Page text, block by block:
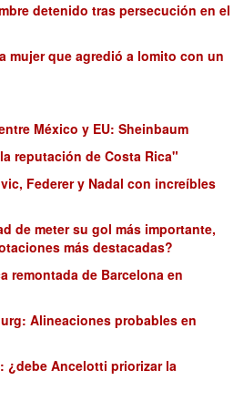
detenido tras persecución en el
mujer que agredió a lomito con un
México y EU: Sheinbaum
reputación de Costa Rica"
Federer y Nadal con increíbles
de meter su gol más importante,
más destacadas?
remontada de Barcelona en
Alineaciones probables en
¿debe Ancelotti priorizar la